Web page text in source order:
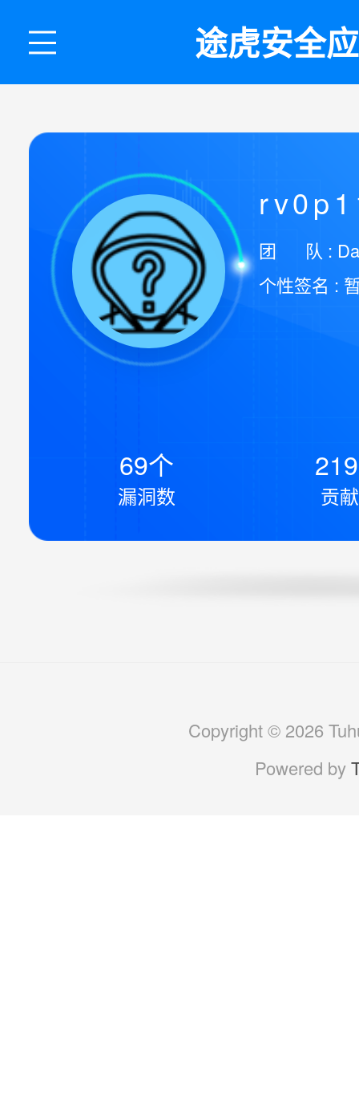
途虎安全
团 队 :
个性签名 :
69个
漏洞数 贡
Copyright © 2026
Powered by